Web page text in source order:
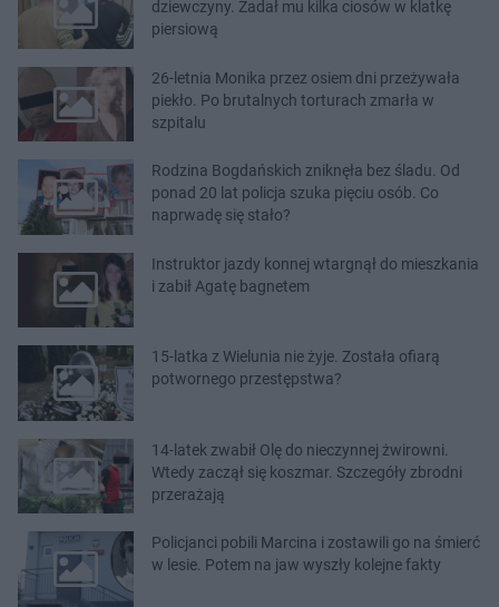
dziewczyny. Zadał mu kilka ciosów w klatkę
piersiową
26-letnia Monika przez osiem dni przeżywała
piekło. Po brutalnych torturach zmarła w
szpitalu
Rodzina Bogdańskich zniknęła bez śladu. Od
ponad 20 lat policja szuka pięciu osób. Co
naprwadę się stało?
Instruktor jazdy konnej wtargnął do mieszkania
i zabił Agatę bagnetem
15-latka z Wielunia nie żyje. Została ofiarą
potwornego przestępstwa?
14-latek zwabił Olę do nieczynnej żwirowni.
Wtedy zaczął się koszmar. Szczegóły zbrodni
przerażają
Policjanci pobili Marcina i zostawili go na śmierć
w lesie. Potem na jaw wyszły kolejne fakty